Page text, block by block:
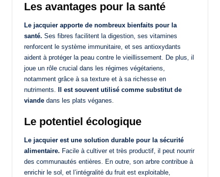
Les avantages pour la santé
Le jacquier apporte de nombreux bienfaits pour la
santé. Ses fibres facilitent la digestion, ses vitamines
renforcent le système immunitaire, et ses antioxydants
aident à protéger la peau contre le vieillissement. De plus, il
joue un rôle crucial dans les régimes végétariens,
notamment grâce à sa texture et à sa richesse en
nutriments.
Il est souvent utilisé comme substitut de
viande dans les plats véganes.
Le potentiel écologique
Le jacquier est une solution durable pour la sécurité
alimentaire. Facile à cultiver et très productif, il peut nourrir
des communautés entières. En outre, son arbre contribue à
enrichir le sol, et l’intégralité du fruit est exploitable,